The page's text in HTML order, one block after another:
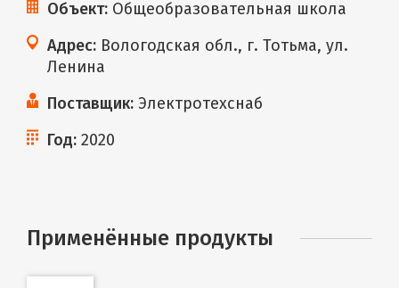
Объект: Общеобразовательная школа
Адрес: Вологодская обл., г. Тотьма, ул.
Ленина
Поставщик: Электротехснаб
Год: 2020
Применённые продукты